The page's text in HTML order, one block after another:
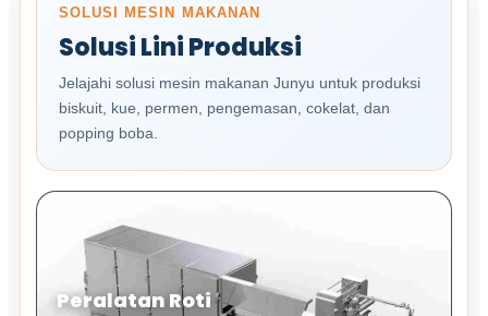
SOLUSI MESIN MAKANAN
Solusi Lini Produksi
Jelajahi solusi mesin makanan Junyu untuk produksi
biskuit, kue, permen, pengemasan, cokelat, dan
popping boba.
Peralatan Roti